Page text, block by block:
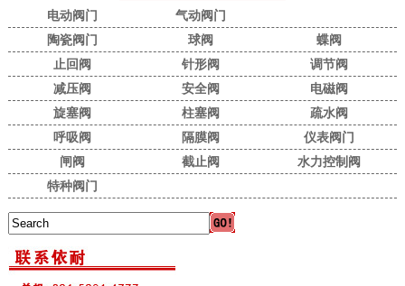
电动阀门
气动阀门
陶瓷阀门
球阀
蝶阀
止回阀
针形阀
调节阀
减压阀
安全阀
电磁阀
旋塞阀
柱塞阀
疏水阀
呼吸阀
隔膜阀
仪表阀门
闸阀
截止阀
水力控制阀
特种阀门